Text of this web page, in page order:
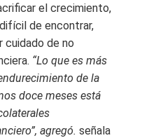
el crecimiento,
de encontrar,
cuidado de no
“Lo que es más
de la
doce meses está
agregó. señala